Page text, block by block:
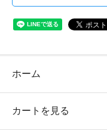
ホーム
カートを見る